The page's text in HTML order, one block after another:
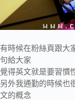
有時候在粉絲頁跟大
句給大家
覺得英文就是要習慣
另外我通勤的時候也
文的概念